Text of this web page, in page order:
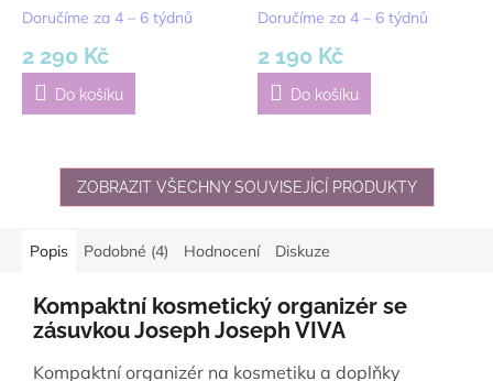
Doručíme za 4 – 6 týdnů
2 290 Kč
Do košíku
Organiser | růžová
Doručíme za 4 – 6 týdnů
2 190 Kč
Do košíku
ZOBRAZIT VŠECHNY SOUVISEJÍCÍ PRODUKTY
Popis Podobné (4) Hodnocení Diskuze
Kompaktní kosmetický organizér se
zásuvkou Joseph Joseph VIVA
Kompaktní organizér na kosmetiku a doplňky